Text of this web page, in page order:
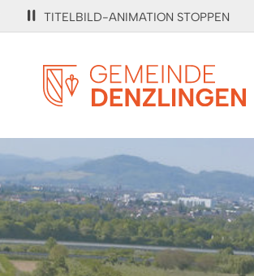
TITELBILD-ANIMATION STOPPEN